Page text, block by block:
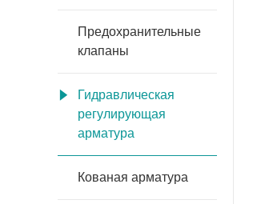
Предохранительные
клапаны
Гидравлическая
регулирующая
арматура
Кованая арматура